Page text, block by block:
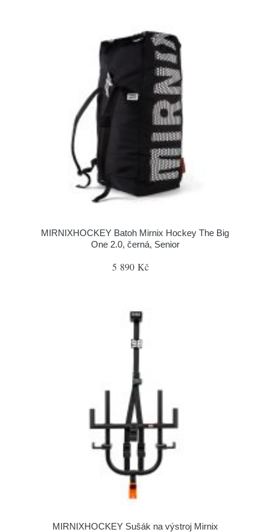
MIRNIXHOCKEY Batoh Mirnix Hockey The Big
One 2.0, černá, Senior
5 890 Kč
MIRNIXHOCKEY Sušák na výstroj Mirnix